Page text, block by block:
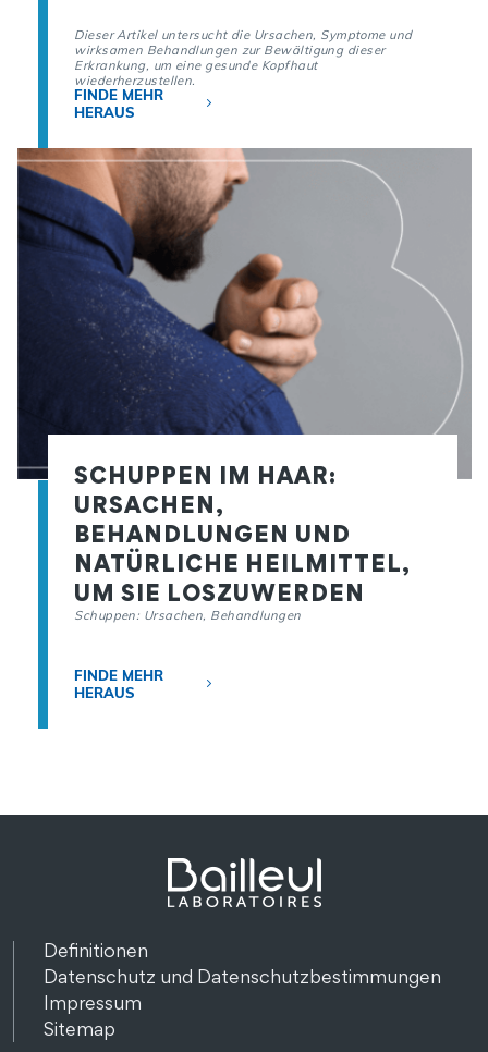
Dieser Artikel untersucht die Ursachen, Symptome und
wirksamen Behandlungen zur Bewältigung dieser
Erkrankung, um eine gesunde Kopfhaut
wiederherzustellen.
FINDE MEHR
HERAUS
SCHUPPEN IM HAAR:
URSACHEN,
BEHANDLUNGEN UND
NATÜRLICHE HEILMITTEL,
UM SIE LOSZUWERDEN
Schuppen: Ursachen, Behandlungen
FINDE MEHR
HERAUS
Definitionen
Datenschutz und Datenschutzbestimmungen
Impressum
Sitemap